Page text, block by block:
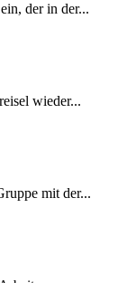
der in der...
wieder...
mit der...